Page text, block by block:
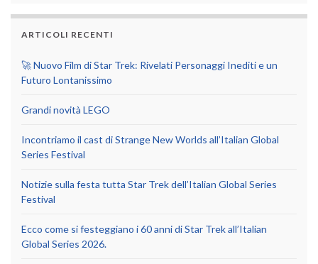
ARTICOLI RECENTI
🚀 Nuovo Film di Star Trek: Rivelati Personaggi Inediti e un
Futuro Lontanissimo
Grandi novità LEGO
Incontriamo il cast di Strange New Worlds all’Italian Global
Series Festival
Notizie sulla festa tutta Star Trek dell’Italian Global Series
Festival
Ecco come si festeggiano i 60 anni di Star Trek all’Italian
Global Series 2026.